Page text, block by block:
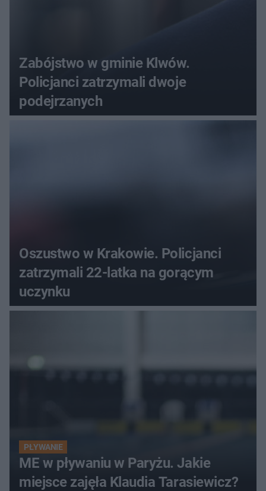
Zabójstwo w gminie Klwów.
Policjanci zatrzymali dwoje
podejrzanych
Oszustwo w Krakowie. Policjanci
zatrzymali 22-latka na gorącym
uczynku
PŁYWANIE
ME w pływaniu w Paryżu. Jakie
miejsce zajęła Klaudia Tarasiewicz?